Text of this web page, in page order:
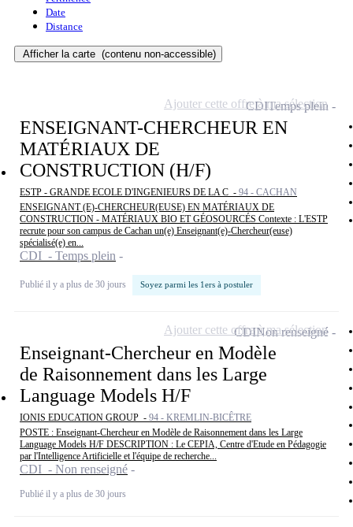
Date
Distance
Afficher la carte (contenu non-accessible)
ENSEIGNANT-CHERCHEUR EN
MATÉRIAUX DE
CONSTRUCTION (H/F)
ESTP - GRANDE ECOLE D'INGENIEURS DE LA C - 94 - CACHAN
ENSEIGNANT (E)-CHERCHEUR(EUSE) EN MATÉRIAUX DE
CONSTRUCTION - MATÉRIAUX BIO ET GÉOSOURCÉS Contexte : L'ESTP
recrute pour son campus de Cachan un(e) Enseignant(e)-Chercheur(euse)
spécialisé(e) en...
CDI - Temps plein
Publié il y a plus de 30 jours Soyez parmi les 1ers à postuler
CDITemps plein
Ajouter cette offre à ma sélection
Enseignant-Chercheur en Modèle
de Raisonnement dans les Large
Language Models H/F
IONIS EDUCATION GROUP - 94 - KREMLIN-BICÊTRE
POSTE : Enseignant-Chercheur en Modèle de Raisonnement dans les Large
Language Models H/F DESCRIPTION : Le CEPIA, Centre d'Etude en Pédagogie
par l'Intelligence Artificielle et l'équipe de recherche...
CDI - Non renseigné
Publié il y a plus de 30 jours
CDINon renseigné
Ajouter cette offre à ma sélection